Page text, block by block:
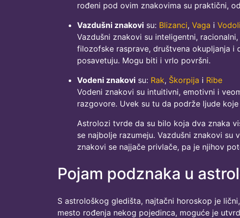
rođeni pod ovim znakovima su praktični,
Vazdušni znakovi su: Blizanci, Vaga i
Vazdušni znakovi su inteligentni,
filozofske rasprave, društvena okupljanja i
posavetuju. Mogu biti i vrlo površni.
Vodeni znakovi su: Rak, Škorpija i Ribe
Vodeni znakovi su intuitivni, emotivni i
razgovore. Uvek su tu da podrže ljude koje
Astrolozi tvrde da su bilo koja dva znaka
se najbolje razumeju. Vazdušni znakovi
znakovi se najjače privlače, pa je njihov
Pojam podznaka u
S astrološkog gledišta, najtačni horoskop je lični,
mesto rođenja nekog pojedinca, moguće je